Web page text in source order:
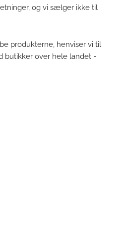
og vi sælger ikke til
produkterne, henviser vi til
butikker over hele landet -